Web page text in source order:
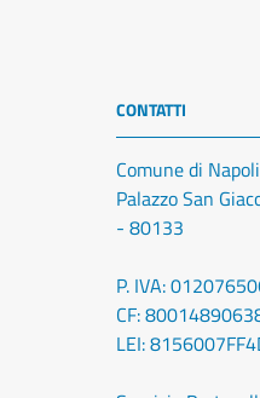
CONTATTI
Comune di Napoli
Palazzo San
- 80133
P. IVA:
CF:
LEI: